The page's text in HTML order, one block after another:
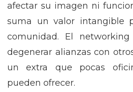
afectar su imagen ni
suma un valor intangible
comunidad. El
degenerar alianzas con
un extra que pocas
pueden ofrecer.